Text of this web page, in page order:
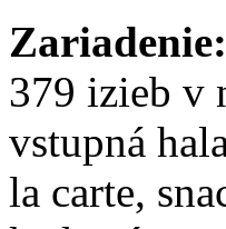
Zariadenie:
379 izieb v
vstupná
la carte,